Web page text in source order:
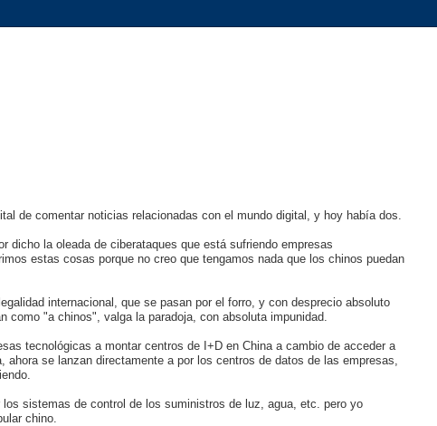
de comentar noticias relacionadas con el mundo digital, y hoy había dos.
dicho la oleada de ciberataques que está sufriendo empresas
estas cosas porque no creo que tengamos nada que los chinos puedan
internacional, que se pasan por el forro, y con desprecio absoluto
"a chinos", valga la paradoja, con absoluta impunidad.
tecnológicas a montar centros de I+D en China a cambio de acceder a
se lanzan directamente a por los centros de datos de las empresas,
sistemas de control de los suministros de luz, agua, etc. pero yo
chino.